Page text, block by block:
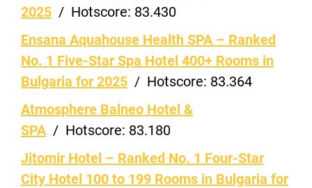
2025 / Hotscore: 83.430
Ensana Aquahouse Health SPA – Ranked
No. 1 Five-Star Spa Hotel 400+ Rooms in
Bulgaria for 2025 / Hotscore: 83.364
Atmosphere Balneo Hotel &
SPA / Hotscore: 83.180
Jitomir Hotel – Ranked No. 1 Four-Star
City Hotel 100 to 199 Rooms in Bulgaria for